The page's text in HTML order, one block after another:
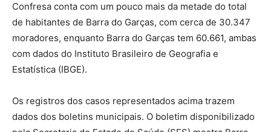
Confresa conta com um pouco mais da metade do total
de habitantes de Barra do Garças, com cerca de 30.347
moradores, enquanto Barra do Garças tem 60.661, ambas
com dados do Instituto Brasileiro de Geografia e
Estatística (IBGE).
Os registros dos casos representados acima trazem
dados dos boletins municipais. O boletim disponibilizado